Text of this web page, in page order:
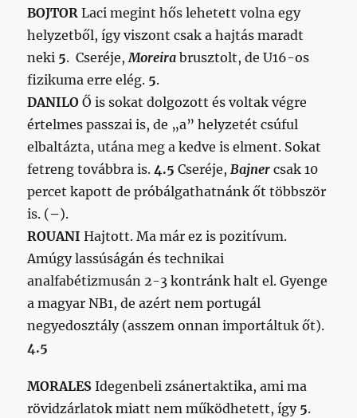
BOJTORLaci megint hős lehetett volna egy
helyzetből, így viszont csak a hajtás maradt
neki 5. Cseréje,Moreira brusztolt, de U16-os
fizikuma erre elég. 5.
DANILO Ő is sokat dolgozott és voltak végre
értelmes passzai is, de „a” helyzetét csúful
elbaltázta, utána meg a kedve is elment. Sokat
fetreng továbbra is.4.5Cseréje,Bajner csak 10
percet kapott de próbálgathatnánk őt többször
is. (–).
ROUANI Hajtott. Ma már ez is pozitívum.
Amúgy lassúságán és technikai
analfabétizmusán 2-3 kontránk halt el. Gyenge
a magyar NB1, de azért nem portugál
negyedosztály (asszem onnan importáltuk őt).
4.5
MORALES Idegenbeli zsánertaktika, ami ma
rövidzárlatok miatt nem működhetett, így 5.